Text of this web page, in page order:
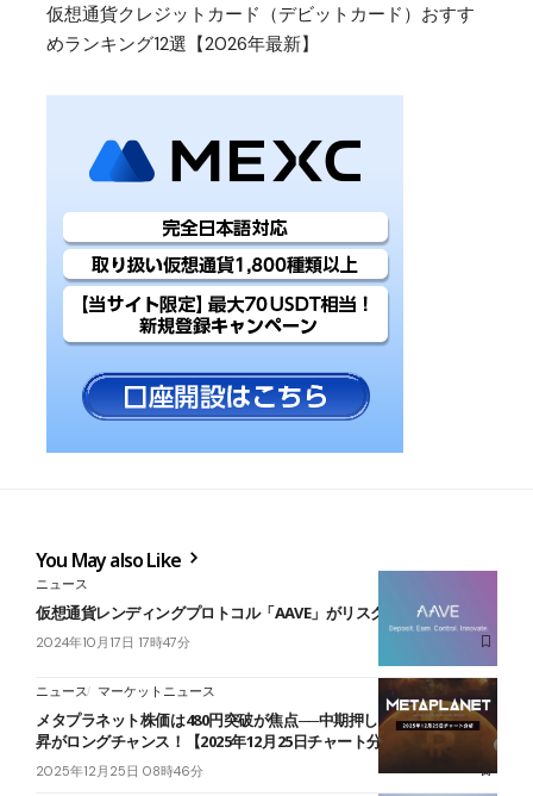
仮想通貨クレジットカード（デビットカード）おすす
めランキング12選【2026年最新】
You May also Like
ニュース
仮想通貨レンディングプロトコル「AAVE」がリスク管理強化へ
2024年10月17日 17時47分
ニュース マーケットニュース
メタプラネット株価は480円突破が焦点──中期押し目形成後の再上
昇がロングチャンス！【2025年12月25日チャート分析】
2025年12月25日 08時46分